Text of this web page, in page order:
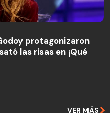
las risas en ¡Qué
protagonizaron
las risas en ¡Qué
VER MÁS